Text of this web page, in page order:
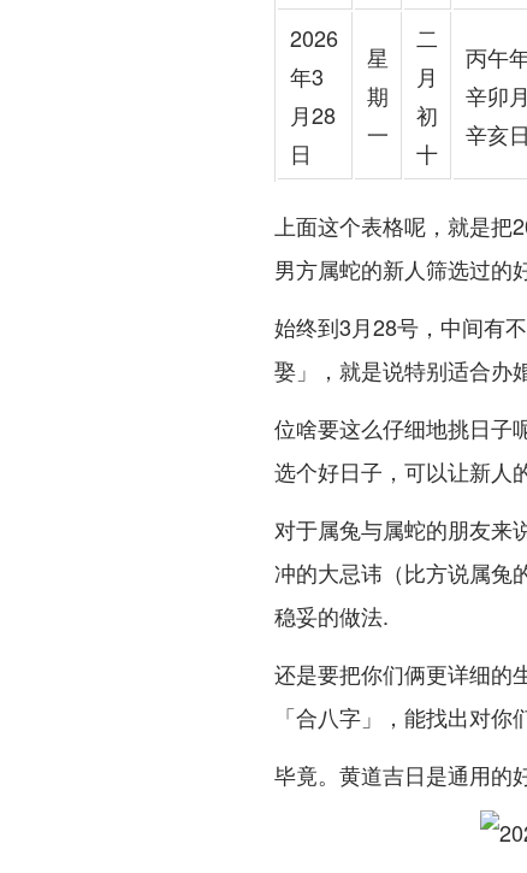
2026
年3
月28
日
星
期
一
二
月
初
十
丙午
辛卯月
辛亥日
上面这个表格呢，就是把
男方属蛇的新人筛选过的
始终到3月28号，中间有
娶」，就是说特别适合办
位啥要这么仔细地挑日子
选个好日子，可以让新人
对于属兔与属蛇的朋友来
冲的大忌讳（比方说属兔
稳妥的做法.
还是要把你们俩更详细的
「合八字」，能找出对你
毕竟。黄道吉日是通用的